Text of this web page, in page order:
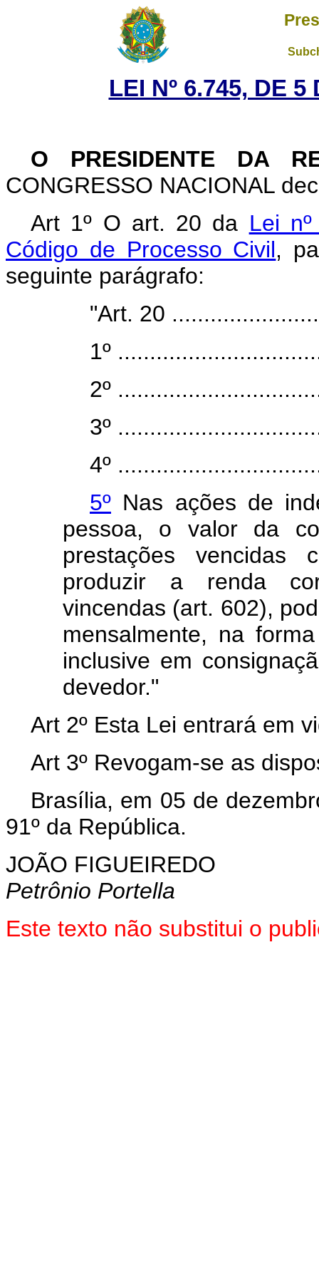
LEI Nº 6.745, DE
O PRESIDENTE DA
CONGRESSO NACIONAL
Art 1º O art. 20 da Lei
Código de Processo Civil,
seguinte parágrafo:
"Art. 20
1º
2º
3º
4º
5º Nas ações de
pessoa, o valor da
prestações
produzir a renda
vincendas (art. 602),
mensalmente, na
inclusive em
devedor."
Art 2º Esta Lei entrará em
Art 3º Revogam-se as
Brasília, em 05 de
91º da República.
JOÃO FIGUEIREDO
Petrônio Portella
Este texto não substitui o